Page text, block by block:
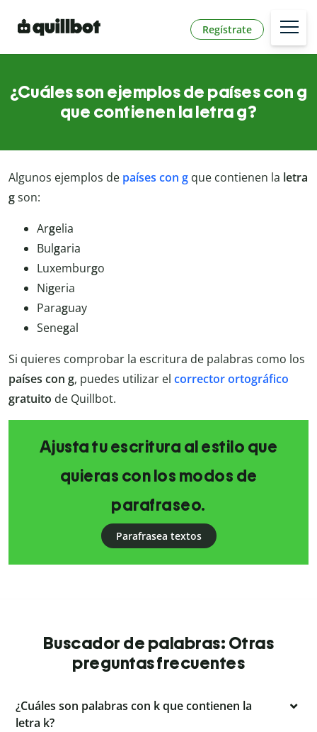
Regístrate
¿Cuáles son ejemplos de países con g
que contienen la letra g?
Algunos ejemplos de países con g que contienen la letra
gson:
Argelia
Bulgaria
Luxemburgo
Nigeria
Paraguay
Senegal
Si quieres comprobar la escritura de palabras como los
países con g, puedes utilizar el corrector ortográfico
gratuito de Quillbot.
Ajusta tu escritura al estilo que
quieras con los modos de
parafraseo.
Parafrasea textos
Buscador de palabras: Otras
preguntas frecuentes
¿Cuáles son palabras con k que contienen la
letra k?